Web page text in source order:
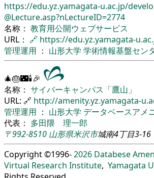
https://edu.yz.yamagata-u.ac.jp/
@Lecture.asp?nLectureID=2774
名称： 教育用公開ウェブサービス
URL： 🔗 https://edu.yz.yamagata-
管理運用 ： 山形大学 学術情報基盤セン
🎄🎂🌃🕯🎉
名称： サイバーキャンパス「鷹山」
URL: 🔗 http://amenity.yz.yamagata-
管理運用 ： 山形大学 データベースアメ
代表： 多田隈 理一郎
〒992-8510 山形県米沢市城南4丁目3-16
Copyright ©1996-2026 Databese
Virtual Research Institute, Yamagata